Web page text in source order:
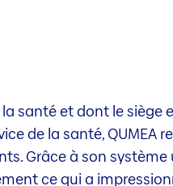
santé et dont le siège
de la santé, QUMEA
Grâce à son
ce qui a